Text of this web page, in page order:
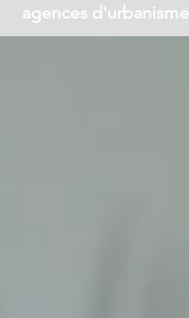
agences d'urbanisme